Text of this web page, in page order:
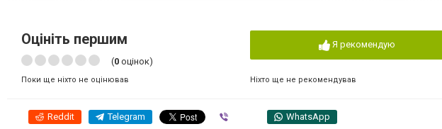
Оцініть першим
(0 оцінок)
Поки ще ніхто не оцінював
Я рекомендую
Ніхто ще не рекомендував
Reddit Telegram WhatsApp